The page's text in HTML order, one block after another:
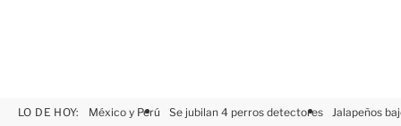
LO DE HOY: México y Perú Se jubilan 4 perros detectores Jalapeños